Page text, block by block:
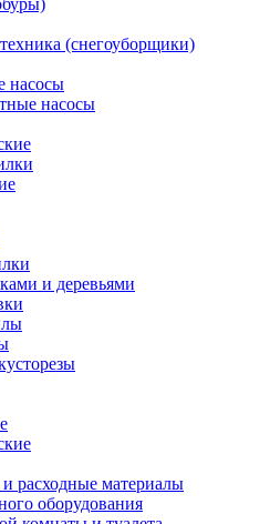
(снегоуборщики)
насосы
насосы
и деревьями
расходные материалы
оборудования